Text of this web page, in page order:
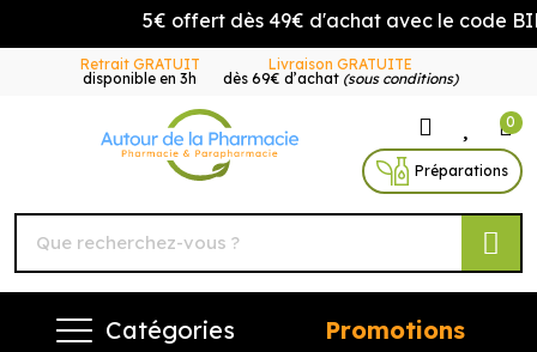
5€ offert dès 49€ d'achat avec le code
Retrait GRATUIT
disponible en 3h
Livraison GRATUITE
dès 69€ d’achat (sous conditions)
Autour de la Pharmacie
0
Préparations
Catégories Promotions